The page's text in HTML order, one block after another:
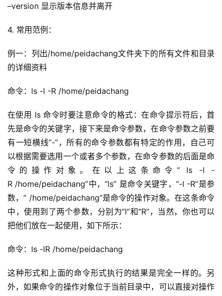
–version 显示版本信息并离开
4. 常用范例：
例一：列出/home/peidachang文件夹下的所有文件和目录
的详细资料
命令：ls -l -R /home/peidachang
在使用 ls 命令时要注意命令的格式：在命令提示符后，首
先是命令的关键字，接下来是命令参数，在命令参数之前要
有一短横线“-”，所有的命令参数都有特定的作用，自己可
以根据需要选用一个或者多个参数，在命令参数的后面是命
令的操作对象。在以上这条命令“ ls -l -
R /home/peidachang”中，“ls” 是命令关键字，“-l -R”是参
数，“ /home/peidachang”是命令的操作对象。在这条命令
中，使用到了两个参数，分别为“l”和“R”，当然，你也可以
把他们放在一起使用，如下所示：
命令：ls -lR /home/peidachang
这种形式和上面的命令形式执行的结果是完全一样的。另
外，如果命令的操作对象位于当前目录中，可以直接对操作